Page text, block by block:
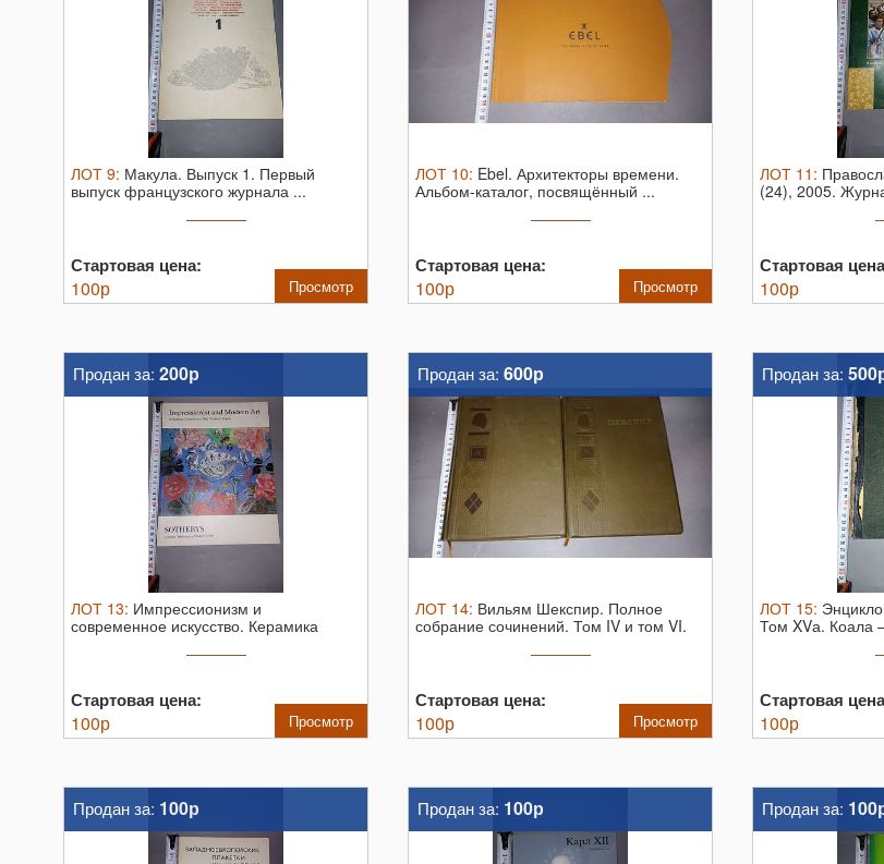
ЛОТ 9: Макула. Выпуск 1. Первый
выпуск французского журнала ...
Стартовая цена:
100р Просмотр
ЛОТ 10: Ebel. Архитекторы времени.
Альбом-каталог, посвящённый ...
Стартовая цена:
100р Просмотр
ЛОТ 11 :
(24), 2005.
Стартовая
100р
Продан за: 200р
ЛОТ 13: Импрессионизм и
современное искусство. Керамика
Стартовая цена:
100р Просмотр
Продан за: 600р
ЛОТ 14: Вильям Шекспир. Полное
собрание сочинений. Том IV и том VI.
Стартовая цена:
100р Просмотр
Продан за:
ЛОТ 15:
Том XVа. Коала
Стартовая
100р
Продан за: 100р Продан за: 100р Продан за: